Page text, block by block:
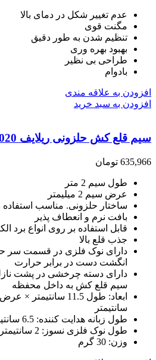
عدم تغییر شکل در دمای بالا
مگنت قوی
تنظیم شدن به طور دقیق
بهبود بهره وری
طراحی بی نظیر
بادوام
افزودن به علاقه مندی
افزودن به سبد خرید
سیم قلع کش حلزونی ریلایف RELIFE RL-2020
635,966 تومان
طول سیم 2 متر
عرض سیم 2 میلیمتر
ساختار حلزونی. مناسب
بافت نرم و انعطاف پذیر
قابل استفاده بر روی انواع برد
جذب قلع بالا
دارای نوک فلزی در قسمت سر
انگشت دست در برابر حرارت
دارای دسته چرخشی در پشت
سیم قلع کش به داخل محفظه
سانتیمتر
طول زبانه هدایت کننده: 6.5 سانتیمتر
طول نوک فلزی نسوز: 2 سانتیمتر
وزن: 30 گرم